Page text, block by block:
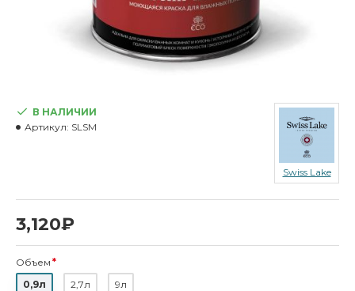
3,120₽
В НАЛИЧИИ
Артикул: SLSM
Swiss Lake
Объем
0,9л
2,7л 9л